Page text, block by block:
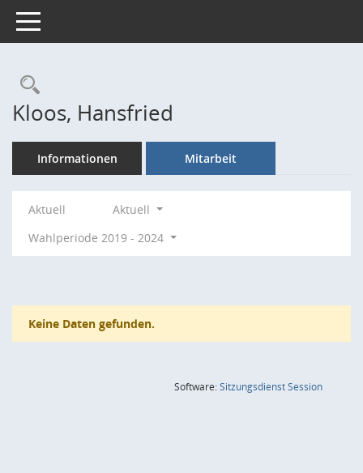
Toggle navigation
Rechercheauswahl
Kloos, Hansfried
Informationen Mitarbeit
Aktuell
Aktuell
Wahlperiode 2019 - 2024
Keine Daten gefunden.
Software:SitzungsdienstSession(Wird in